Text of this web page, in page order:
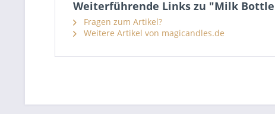
Weiterführende Links zu "Milk
Fragen zum Artikel?
Weitere Artikel von magicandles.de